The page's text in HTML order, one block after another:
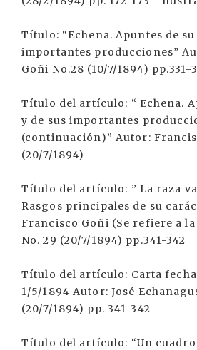
Título: “Echena. Apuntes de
importantes producciones”
Goñi No.28 (10/7/1894) pp.331-
Título del artículo: “ Echena.
y de sus importantes
(continuación)” Autor:
(20/7/1894)
Título del artículo: ” La raza
Rasgos principales de su
Francisco Goñi (Se refiere a
No. 29 (20/7/1894) pp.341-342
Título del artículo: Carta
1/5/1894 Autor: José
(20/7/1894) pp. 341-342
Título del artículo: “Un cuadro